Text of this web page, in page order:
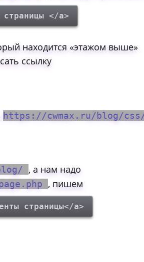
</a>
находится «этажом выше»
ссылку
https://cwmax.ru/blog/
, а нам надо
, пишем
страницы</a>